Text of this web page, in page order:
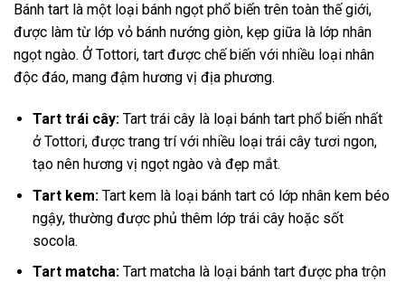
Bánh tart là một loại bánh ngọt phổ biến trên toàn thế giới,
được làm từ lớp vỏ bánh nướng giòn, kẹp giữa là lớp nhân
ngọt ngào. Ở Tottori, tart được chế biến với nhiều loại nhân
độc đáo, mang đậm hương vị địa phương.
Tart trái cây:Tart trái cây là loại bánh tart phổ biến nhất
ở Tottori, được trang trí với nhiều loại trái cây tươi ngon,
tạo nên hương vị ngọt ngào và đẹp mắt.
Tart kem:Tart kem là loại bánh tart có lớp nhân kem béo
ngậy, thường được phủ thêm lớp trái cây hoặc sốt
socola.
Tart matcha:Tart matcha là loại bánh tart được pha trộn